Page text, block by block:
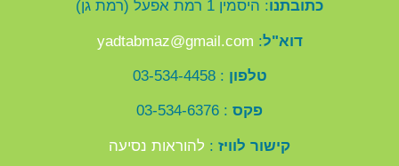
כתובתנו: היסמין 1 רמת אפעל (רמת גן)
דוא"ל:
טלפון : 03-534-4458
פקס : 03-534-6376
קישור לוויז : להוראות נסיעה